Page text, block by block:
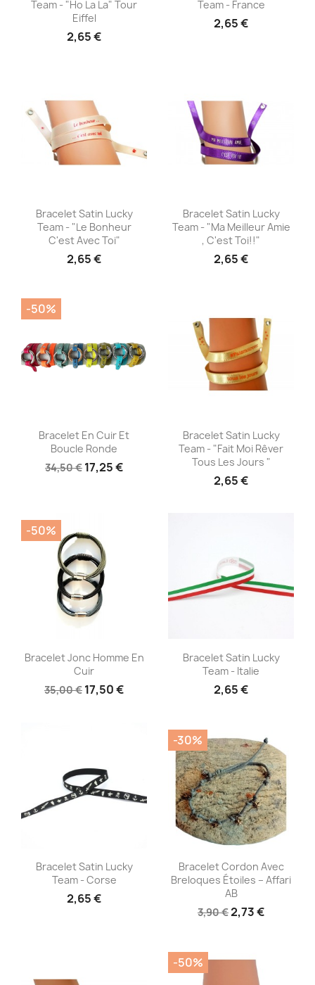
Team - "Ho La La" Tour
Eiffel
2,65 €
Team - France
2,65 €
Aperçu rapide
Bracelet Satin Lucky
Team - "Le Bonheur
C'est Avec Toi"
2,65 €
Aperçu rapide
Bracelet Satin Lucky
Team - "Ma Meilleur Amie
, C'est Toi!!"
2,65 €
Aperçu rapide
Bracelet En Cuir Et
Boucle Ronde
34,50 € 17,25 €
-50%
Aperçu rapide
Bracelet Satin Lucky
Team - "Fait Moi Rêver
Tous Les Jours "
2,65 €
Aperçu rapide
Bracelet Jonc Homme En
Cuir
35,00 € 17,50 €
-50%
Aperçu rapide
Bracelet Satin Lucky
Team - Italie
2,65 €
Aperçu rapide
Bracelet Satin Lucky
Team - Corse
2,65 €
Aperçu rapide
Bracelet Cordon Avec
Breloques Étoiles – Affari
AB
3,90 €2,73 €
-30%
-50%